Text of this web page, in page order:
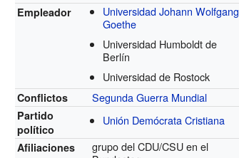
Empleador
Universidad Johann Wolfgang
Goethe
Universidad Humboldt de
Berlín
Universidad de Rostock
Conflictos Segunda Guerra Mundial
Partido
político
Unión Demócrata Cristiana
Afiliaciones
grupo del CDU/CSU en el